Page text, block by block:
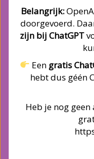
Belangrijk:
doorgevoerd.
zijn bij ChatGPT
Een gratis
hebt dus géén
Heb je nog